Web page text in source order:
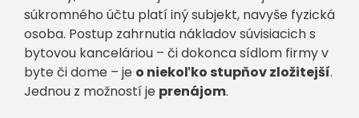
súkromného účtu platí iný subjekt, navyše fyzická
osoba. Postup zahrnutia nákladov súvisiacich s
bytovou kanceláriou – či dokonca sídlom firmy v
byte či dome – je o niekoľko stupňov zložitejší.
Jednou z možností je prenájom.